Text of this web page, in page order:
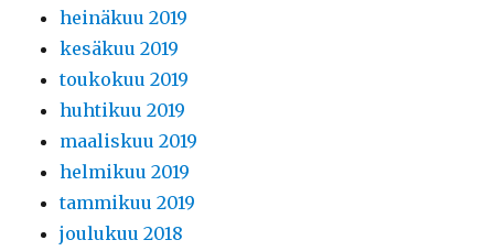
heinäkuu 2019
kesäkuu 2019
toukokuu 2019
huhtikuu 2019
maaliskuu 2019
helmikuu 2019
tammikuu 2019
joulukuu 2018